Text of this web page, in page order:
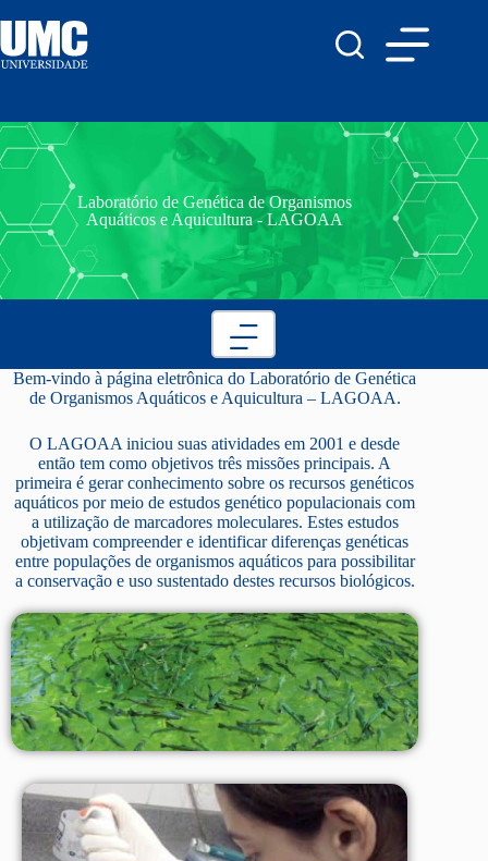
Laboratório de Genética de Organismos
Aquáticos e Aquicultura - LAGOAA
Bem-vindo à página eletrônica do Laboratório de Genética
de Organismos Aquáticos e Aquicultura – LAGOAA.
O LAGOAA iniciou suas atividades em 2001 e desde
então tem como objetivos três missões principais. A
primeira é gerar conhecimento sobre os recursos genéticos
aquáticos por meio de estudos genético populacionais com
a utilização de marcadores moleculares. Estes estudos
objetivam compreender e identificar diferenças genéticas
entre populações de organismos aquáticos para possibilitar
a conservação e uso sustentado destes recursos biológicos.